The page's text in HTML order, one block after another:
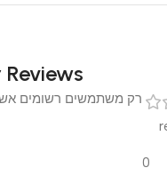
Reviews
רק משתמשים רשומים אשר